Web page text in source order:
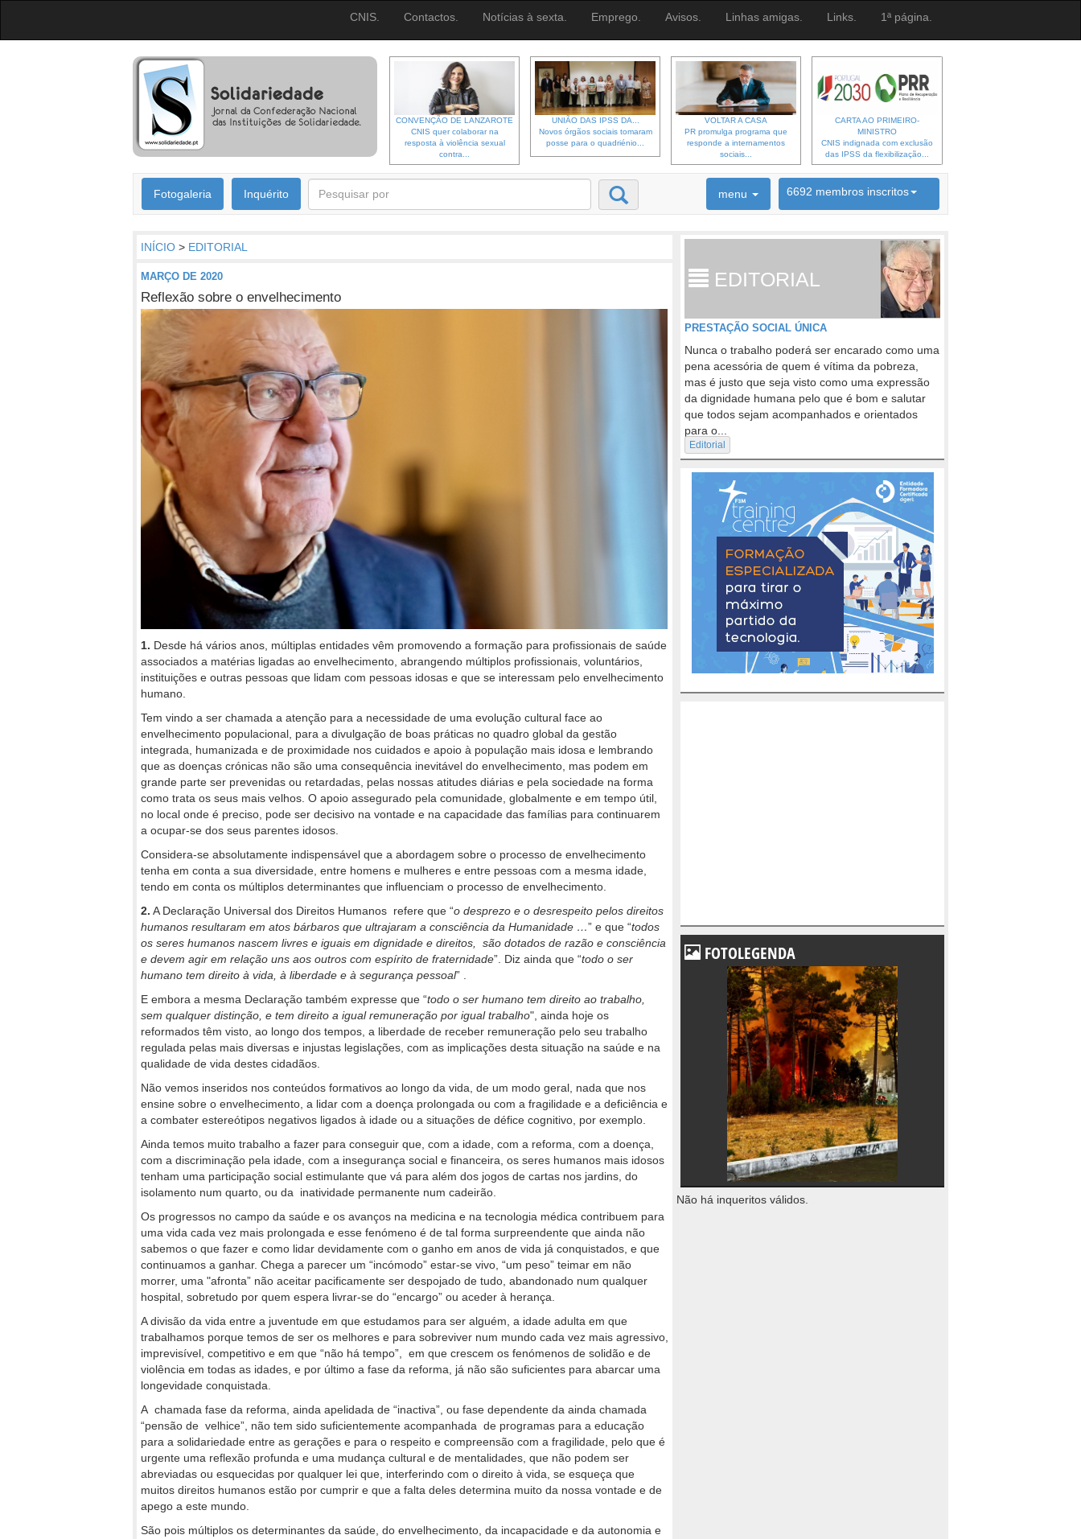
CNIS. Contactos. Notícias à sexta. Emprego. Avisos. Linhas amigas. Links. 1ª página.
CONVENÇÃO DE LANZAROTE
CNIS quer colaborar na
resposta à violência sexual
contra...
UNIÃO DAS IPSS DA...
Novos órgãos sociais tomaram
posse para o quadriénio...
VOLTAR A CASA
PR promulga programa que
responde a internamentos
sociais...
CARTA AO PRIMEIRO-
MINISTRO
CNIS indignada com exclusão
das IPSS da flexibilização...
Fotogaleria Inquérito menu 6692 membros inscritos
INÍCIO > EDITORIAL
MARÇO DE 2020
Reflexão sobre o envelhecimento
1. Desde há vários anos, múltiplas entidades vêm promovendo a formação para profissionais de saúde
associados a matérias ligadas ao envelhecimento, abrangendo múltiplos profissionais, voluntários,
instituições e outras pessoas que lidam com pessoas idosas e que se interessam pelo envelhecimento
humano.
Tem vindo a ser chamada a atenção para a necessidade de uma evolução cultural face ao
envelhecimento populacional, para a divulgação de boas práticas no quadro global da gestão
integrada, humanizada e de proximidade nos cuidados e apoio à população mais idosa e lembrando
que as doenças crónicas não são uma consequência inevitável do envelhecimento, mas podem em
grande parte ser prevenidas ou retardadas, pelas nossas atitudes diárias e pela sociedade na forma
como trata os seus mais velhos. O apoio assegurado pela comunidade, globalmente e em tempo útil,
no local onde é preciso, pode ser decisivo na vontade e na capacidade das famílias para continuarem
a ocupar-se dos seus parentes idosos.
Considera-se absolutamente indispensável que a abordagem sobre o processo de envelhecimento
tenha em conta a sua diversidade, entre homens e mulheres e entre pessoas com a mesma idade,
tendo em conta os múltiplos determinantes que influenciam o processo de envelhecimento.
2. A Declaração Universal dos Direitos Humanos refere que “o desprezo e o desrespeito pelos direitos
humanos resultaram em atos bárbaros que ultrajaram a consciência da Humanidade …” e que “todos
os seres humanos nascem livres e iguais em dignidade e direitos, são dotados de razão e consciência
e devem agir em relação uns aos outros com espírito de fraternidade”. Diz ainda que “todo o ser
humano tem direito à vida, à liberdade e à segurança pessoal” .
E embora a mesma Declaração também expresse que “todo o ser humano tem direito ao trabalho,
sem qualquer distinção, e tem direito a igual remuneração por igual trabalho", ainda hoje os
reformados têm visto, ao longo dos tempos, a liberdade de receber remuneração pelo seu trabalho
regulada pelas mais diversas e injustas legislações, com as implicações desta situação na saúde e na
qualidade de vida destes cidadãos.
Não vemos inseridos nos conteúdos formativos ao longo da vida, de um modo geral, nada que nos
ensine sobre o envelhecimento, a lidar com a doença prolongada ou com a fragilidade e a deficiência e
a combater estereótipos negativos ligados à idade ou a situações de défice cognitivo, por exemplo.
Ainda temos muito trabalho a fazer para conseguir que, com a idade, com a reforma, com a doença,
com a discriminação pela idade, com a insegurança social e financeira, os seres humanos mais idosos
tenham uma participação social estimulante que vá para além dos jogos de cartas nos jardins, do
isolamento num quarto, ou da inatividade permanente num cadeirão.
Os progressos no campo da saúde e os avanços na medicina e na tecnologia médica contribuem para
uma vida cada vez mais prolongada e esse fenómeno é de tal forma surpreendente que ainda não
sabemos o que fazer e como lidar devidamente com o ganho em anos de vida já conquistados, e que
continuamos a ganhar. Chega a parecer um “incómodo” estar-se vivo, “um peso” teimar em não
morrer, uma "afronta” não aceitar pacificamente ser despojado de tudo, abandonado num qualquer
hospital, sobretudo por quem espera livrar-se do “encargo” ou aceder à herança.
A divisão da vida entre a juventude em que estudamos para ser alguém, a idade adulta em que
trabalhamos porque temos de ser os melhores e para sobreviver num mundo cada vez mais agressivo,
imprevisível, competitivo e em que “não há tempo”, em que crescem os fenómenos de solidão e de
violência em todas as idades, e por último a fase da reforma, já não são suficientes para abarcar uma
longevidade conquistada.
A chamada fase da reforma, ainda apelidada de “inactiva”, ou fase dependente da ainda chamada
“pensão de velhice”, não tem sido suficientemente acompanhada de programas para a educação
para a solidariedade entre as gerações e para o respeito e compreensão com a fragilidade, pelo que é
urgente uma reflexão profunda e uma mudança cultural e de mentalidades, que não podem ser
abreviadas ou esquecidas por qualquer lei que, interferindo com o direito à vida, se esqueça que
muitos direitos humanos estão por cumprir e que a falta deles determina muito da nossa vontade e de
apego a este mundo.
São pois múltiplos os determinantes da saúde, do envelhecimento, da incapacidade e da autonomia e
EDITORIAL
PRESTAÇÃO SOCIAL ÚNICA
Nunca o trabalho poderá ser encarado como uma
pena acessória de quem é vítima da pobreza,
mas é justo que seja visto como uma expressão
da dignidade humana pelo que é bom e salutar
que todos sejam acompanhados e orientados
para o...
Editorial
FOTOLEGENDA
Não há inqueritos válidos.